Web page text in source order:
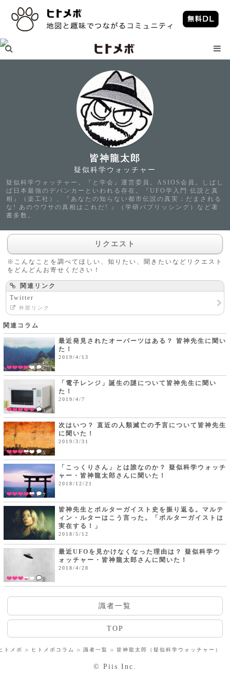
皆神龍太郎
疑似科学ウォッチャー
疑似科学ウォッチャー。『と学会』運営委員。ASIOS会員。しばし
ば日本最強のデバンカーといわれる存在。『UFO学入門 伝説と真
相』（楽工社）、『あなたの知らない都市伝説の真実：だまされる
な! あのウワサの真相はこれだ! 』（学研パブリッシング）など著
書多数。
リクエスト
※こんなことを調べてほしい、知りたい、聞きたいなどリクエスト
をどんどんお寄せください！
関連リンク
Twitter
外部リンク
関連コラム
1
最近発見されたオーパーツはある？ 皆神先生に聞い
た！
2019/4/13
3
「電子レンジ」誕生の謎について皆神先生に聞い
た！
2019/4/7
5
次はいつ？ 直近の人類滅亡の予言について皆神先生
に聞いた！
2019/3/31
7
「こっくりさん」とは誰なのか？ 疑似科学ウォッチ
ャー・皆神龍太郎さんに聞いた！
2018/12/21
皆神先生とポルターガイスト史を振り返る。マルテ
ィン・ルターはこう言った。「ポルターガイストは
実在する！」
2018/5/12
2
最近UFOを見かけなくなった理由は？ 疑似科学ウ
ォッチャー・皆神龍太郎さんに聞いた！
2018/4/28
識者一覧
TOP
トメボ ヒトメボコラム 識者一覧 皆神龍太郎（疑似科学ウォッチャー）
© Piis Inc.